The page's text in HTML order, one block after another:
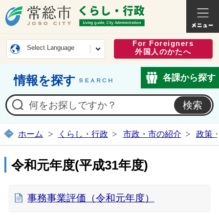
常総市公式ホームページ
くらし
Select Language
For Foreigners
外国人のかたへ
情報を探す 各課から探す
ホーム くらし・行政 市政・市の紹介 政策
令和元年度(平成31年度)
事務事業評価（令和元年度）